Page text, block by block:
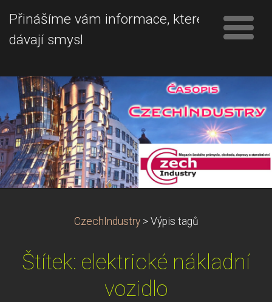
Přinášíme vám informace, které
dávají smysl
CzechIndustry > Výpis tagů
Štítek: elektrické nákladní
vozidlo